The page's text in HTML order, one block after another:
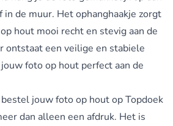
in de muur. Het ophanghaakje zorgt
hout mooi recht en stevig aan de
ontstaat een veilige en stabiele
foto op hout perfect aan de
jouw foto op hout op Topdoek
dan alleen een afdruk. Het is